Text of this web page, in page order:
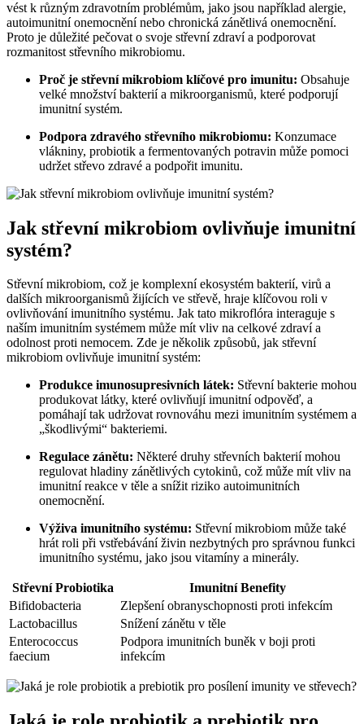
vést k různým zdravotním problémům, jako jsou například alergie,
autoimunitní onemocnění nebo chronická zánětlivá onemocnění.
Proto je důležité pečovat o svoje střevní zdraví a podporovat
rozmanitost střevního mikrobiomu.
Proč je střevní mikrobiom klíčové pro imunitu: Obsahuje
velké množství bakterií a mikroorganismů, které podporují
imunitní systém.
Podpora zdravého střevního mikrobiomu: Konzumace
vlákniny, probiotik a fermentovaných potravin může pomoci
udržet střevo zdravé a podpořit imunitu.
Jak střevní mikrobiom ovlivňuje imunitní
systém?
Střevní mikrobiom, což je komplexní ekosystém bakterií, virů a
dalších mikroorganismů žijících ve střevě, hraje klíčovou roli v
ovlivňování imunitního systému. Jak tato mikroflóra interaguje s
naším imunitním systémem může mít vliv na celkové zdraví a
odolnost proti nemocem. Zde je několik způsobů, jak střevní
mikrobiom ovlivňuje imunitní systém:
Produkce imunosupresivních látek: Střevní bakterie mohou
produkovat látky, které ovlivňují imunitní odpověď, a
pomáhají tak udržovat rovnováhu mezi imunitním systémem a
„škodlivými“ bakteriemi.
Regulace zánětu: Některé druhy střevních bakterií mohou
regulovat hladiny zánětlivých cytokinů, což může mít vliv na
imunitní reakce v těle a snížit riziko autoimunitních
onemocnění.
Výživa imunitního systému: Střevní mikrobiom může také
hrát roli při vstřebávání živin nezbytných pro správnou funkci
imunitního systému, jako jsou vitamíny a minerály.
Střevní Probiotika
Imunitní Benefity
Bifidobacteria
Zlepšení obranyschopnosti proti infekcím
Lactobacillus
Snížení zánětu v těle
Enterococcus
faecium
Podpora imunitních buněk v boji proti
infekcím